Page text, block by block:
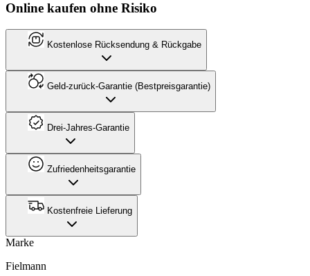
Online kaufen ohne Risiko
Kostenlose Rücksendung & Rückgabe
Geld-zurück-Garantie (Bestpreisgarantie)
Drei-Jahres-Garantie
Zufriedenheitsgarantie
Kostenfreie Lieferung
Marke
Fielmann